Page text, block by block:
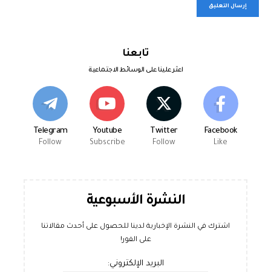
تابعنا
اعثر علينا على الوسائط الاجتماعية
Facebook
Like
Twitter
Follow
Youtube
Subscribe
Telegram
Follow
النشرة الأسبوعية
اشترك في النشرة الإخبارية لدينا للحصول على أحدث مقالاتنا
على الفور!
البريد الإلكتروني: